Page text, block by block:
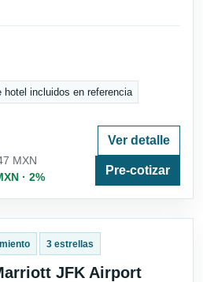
hotel incluidos en referencia
MXN
· 2%
Ver detalle
Pre-cotizar
3 estrellas
JFK Airport